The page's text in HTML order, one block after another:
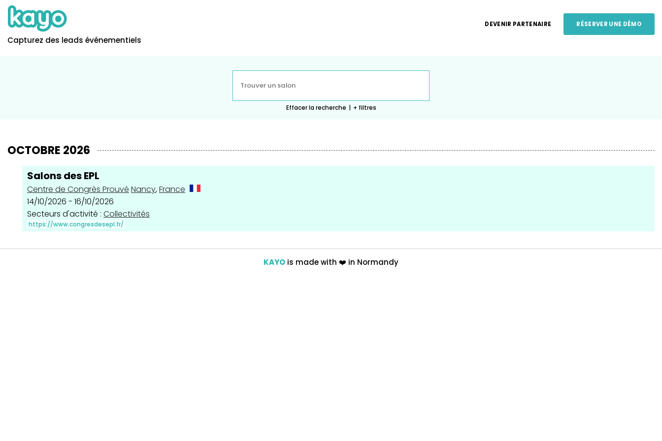
Capturez des leads événementiels
DEVENIR PARTENAIRE RÉSERVER UNE DÉMO
Effacer la recherche | + filtres
OCTOBRE 2026
Salons des EPL
Centre de Congrès Prouvé Nancy,France
14/10/2026 - 16/10/2026
Secteurs d'activité : Collectivités
https://www.congresdesepl.fr/
KAYO is made with ❤️ in Normandy